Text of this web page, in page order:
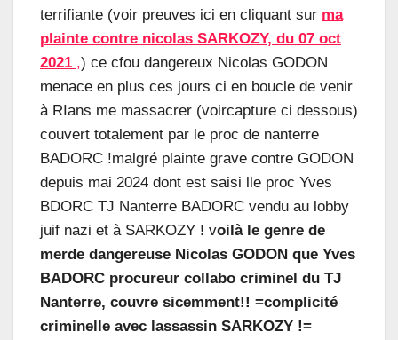
terrifiante (voir preuves ici en cliquant sur ma
plainte contre nicolas SARKOZY, du 07 oct
2021 ,) ce cfou dangereux Nicolas GODON
menace en plus ces jours ci en boucle de venir
à RIans me massacrer (voircapture ci dessous)
couvert totalement par le proc de nanterre
BADORC !malgré plainte grave contre GODON
depuis mai 2024 dont est saisi lle proc Yves
BDORC TJ Nanterre BADORC vendu au lobby
juif nazi et à SARKOZY ! voilà le genre de
merde dangereuse Nicolas GODON que Yves
BADORC procureur collabo criminel du TJ
Nanterre, couvre sicemment!! =complicité
criminelle avec lassassin SARKOZY !=